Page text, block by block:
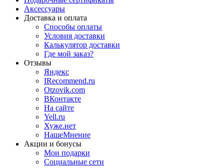
Аксессуары
Доставка и оплата
Способы оплаты
Условия доставки
Калькулятор доставки
Где мой заказ?
Отзывы
Яндекс
IRecommend.ru
Otzovik.com
ВКонтакте
На сайте
Yell.ru
Хуже.нет
НашеМнение
Акции и бонусы
Мои подарки
Социальные сети